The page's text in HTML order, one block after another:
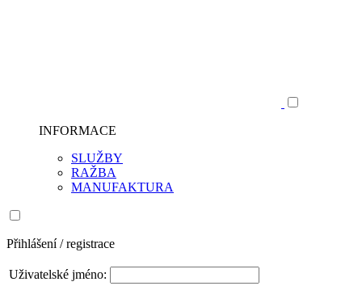
INFORMACE
SLUŽBY
RAŽBA
MANUFAKTURA
Přihlášení / registrace
Uživatelské jméno: